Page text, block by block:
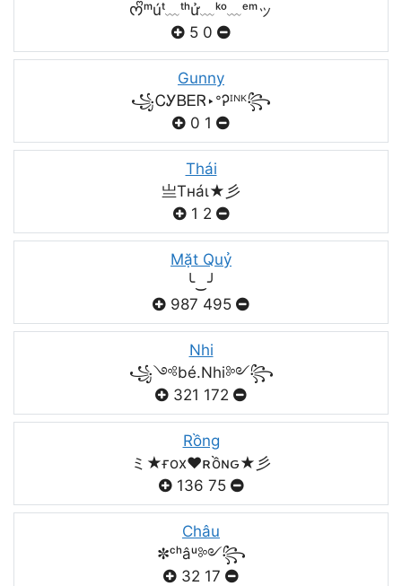
ᰔᩚᵐúᵗ﹏ᵗʰử﹏ᵏᵒ﹏ᵉᵐッ
5 0
Gunny
꧁ᏟᎩᏴᎬᏒ‣ᐤᎮᴵᴺᴷ꧂
0 1
Thái
亗Tнáι★彡
1 2
Mặt Quỷ
╰‿╯
987 495
Nhi
꧁༺bé.Nhi༻꧂
321 172
Rồng
ミ★ғox♥️ʀồɴԍ★彡
136 75
Châu
✼ᶜʰâᵘ༻꧂
32 17